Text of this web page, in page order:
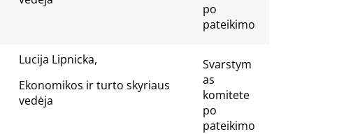
po
pateikimo
Lucija Lipnicka,
Ekonomikos ir turto skyriaus
vedėja
Svarstym
as
komitete
po
pateikimo